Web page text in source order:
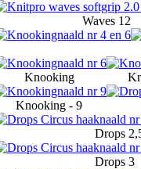
Waves 12
Knooking
Knooking - 9
Drops
Drops 3